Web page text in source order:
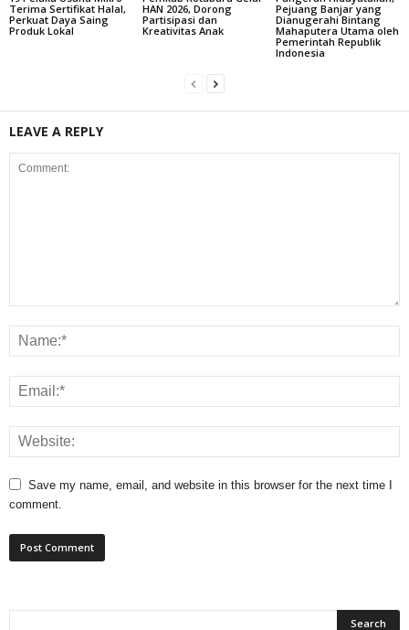
Terima Sertifikat Halal,
Perkuat Daya Saing
Produk Lokal
HAN 2026, Dorong
Partisipasi dan
Kreativitas Anak
Pejuang Banjar yang
Dianugerahi Bintang
Mahaputera Utama oleh
Pemerintah Republik
Indonesia
LEAVE A REPLY
Save my name, email, and website in this browser for the next time I
comment.